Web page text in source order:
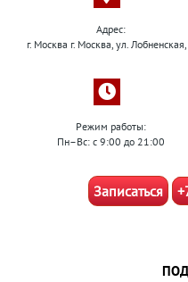
Адрес:
г. Москва г. Москва, ул.
Режим работы:
Пн–Вс: с 9:00 до 21:00
Записаться